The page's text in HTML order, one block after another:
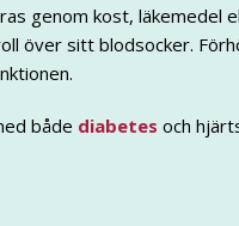
genom kost, läkemedel
över sitt blodsocker.
både diabetes och